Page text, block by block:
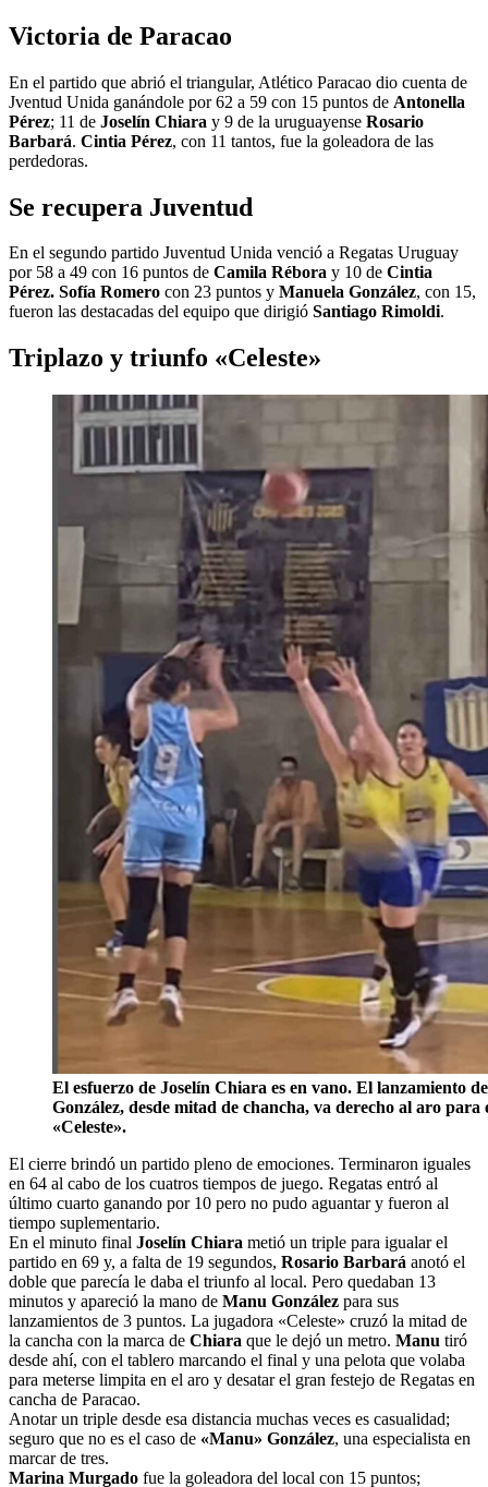
Victoria de Paracao
En el partido que abrió el triangular, Atlético Paracao dio cuenta de
Jventud Unida ganándole por 62 a 59 con 15 puntos de Antonella
Pérez; 11 de Joselín Chiara y 9 de la uruguayense Rosario
Barbará. Cintia Pérez, con 11 tantos, fue la goleadora de las
perdedoras.
Se recupera Juventud
En el segundo partido Juventud Unida venció a Regatas Uruguay
por 58 a 49 con 16 puntos de Camila Rébora y 10 de Cintia
Pérez. Sofía Romero con 23 puntos y Manuela González, con 15,
fueron las destacadas del equipo que dirigió Santiago Rimoldi.
Triplazo y triunfo «Celeste»
El esfuerzo de Joselín Chiara es en vano. El lanzamiento
González, desde mitad de chancha, va derecho al aro
«Celeste».
El cierre brindó un partido pleno de emociones. Terminaron iguales
en 64 al cabo de los cuatros tiempos de juego. Regatas entró al
último cuarto ganando por 10 pero no pudo aguantar y fueron al
tiempo suplementario.
En el minuto final Joselín Chiara metió un triple para igualar el
partido en 69 y, a falta de 19 segundos, Rosario Barbará anotó el
doble que parecía le daba el triunfo al local. Pero quedaban 13
minutos y apareció la mano de Manu González para sus
lanzamientos de 3 puntos. La jugadora «Celeste» cruzó la mitad de
la cancha con la marca de Chiara que le dejó un metro. Manu tiró
desde ahí, con el tablero marcando el final y una pelota que volaba
para meterse limpita en el aro y desatar el gran festejo de Regatas en
cancha de Paracao.
Anotar un triple desde esa distancia muchas veces es casualidad;
seguro que no es el caso de «Manu» González, una especialista en
marcar de tres.
Marina Murgado fue la goleadora del local con 15 puntos;